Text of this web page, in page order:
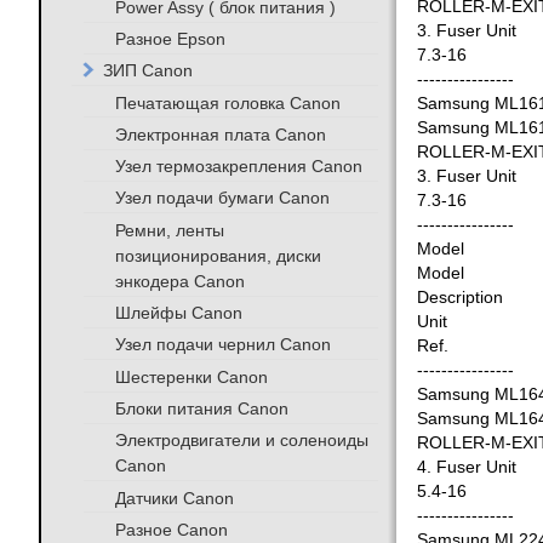
ROLLER-M-
3. Fuser Unit
7.3-16
----------------
Samsung
Samsung
ROLLER-M-
3. Fuser Unit
7.3-16
----------------
Model
Model
Description
Unit
Ref.
----------------
Samsung
Samsung
ROLLER-M-
4. Fuser Unit
5.4-16
----------------
Power Assy ( блок питания )
Разное Epson
ЗИП Canon
Печатающая головка Canon
Электронная плата Canon
Узел термозакрепления Canon
Узел подачи бумаги Canon
Ремни, ленты
позиционирования, диски
энкодера Canon
Шлейфы Canon
Узел подачи чернил Canon
Шестеренки Canon
Блоки питания Canon
Электродвигатели и соленоиды
Canon
Датчики Canon
Разное Canon